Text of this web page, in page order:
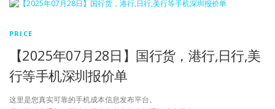
PRICE
【2025年07月28日】国行货，港行,日行,美
行等手机深圳报价单
这里是您真实可靠的手机成本信息发布平台。